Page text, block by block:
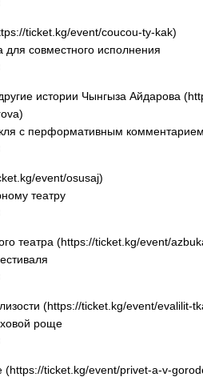
ticket.kg/event/coucou-ty-kak)
для совместного исполнения
истории Чынгыза Айдарова
с перформативным комментарием
event/osusaj)
театру
театра (https://ticket.kg/event/
(https://ticket.kg/event/evalilit-
роще
(https://ticket.kg/event/privet-a-v-